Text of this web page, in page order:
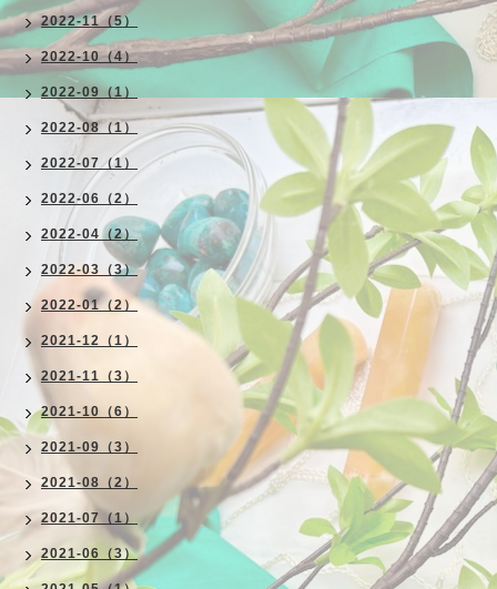
2022-11（5）
2022-10（4）
2022-09（1）
2022-08（1）
2022-07（1）
2022-06（2）
2022-04（2）
2022-03（3）
2022-01（2）
2021-12（1）
2021-11（3）
2021-10（6）
2021-09（3）
2021-08（2）
2021-07（1）
2021-06（3）